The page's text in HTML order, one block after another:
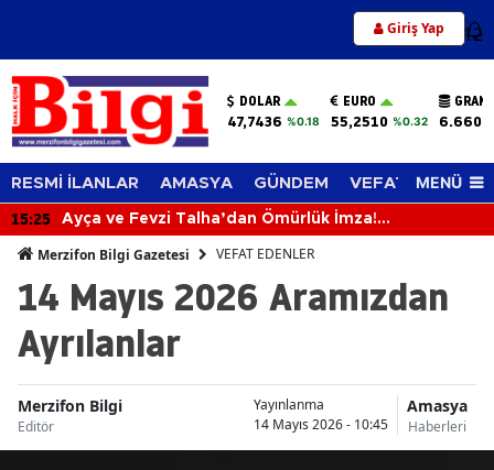
Giriş Yap 12
DOLAR
47,7436 %0.18
EURO
55,2510 %0.32
RESMİ İLANLAR AMASYA GÜNDEM VEFAT EDENLER
MENÜ
15:25
Ayça ve Fevzi Talha’dan Ömürlük İmza!
Merzifon Bilgi Gazetesi VEFAT EDENLER
14 Mayıs 2026 Aramızdan
Ayrılanlar
Merzifon Bilgi
Editör
Yayınlanma
14 Mayıs 2026 - 10:45
Amasya
Haberleri